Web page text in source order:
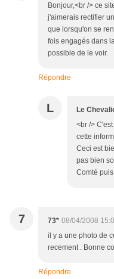
Bonjour,<br /> ce
j'aimerais rectifier
que lorsqu'on se
fois engagés dans
possible de le voir.
Répondre
L Le
<br />
cette
Ceci est
pas bien
Comté
7 73* 08/04/2008
il y a une photo de
recement . Bonne
Répondre